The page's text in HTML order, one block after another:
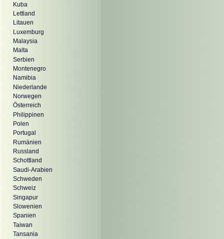
Kuba
Lettland
Litauen
Luxemburg
Malaysia
Malta
Serbien
Montenegro
Namibia
Niederlande
Norwegen
Österreich
Philippinen
Polen
Portugal
Rumänien
Russland
Schottland
Saudi-Arabien
Schweden
Schweiz
Singapur
Slowenien
Spanien
Taiwan
Tansania